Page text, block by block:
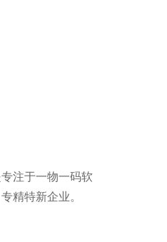
注于一物一码软
精特新企业。